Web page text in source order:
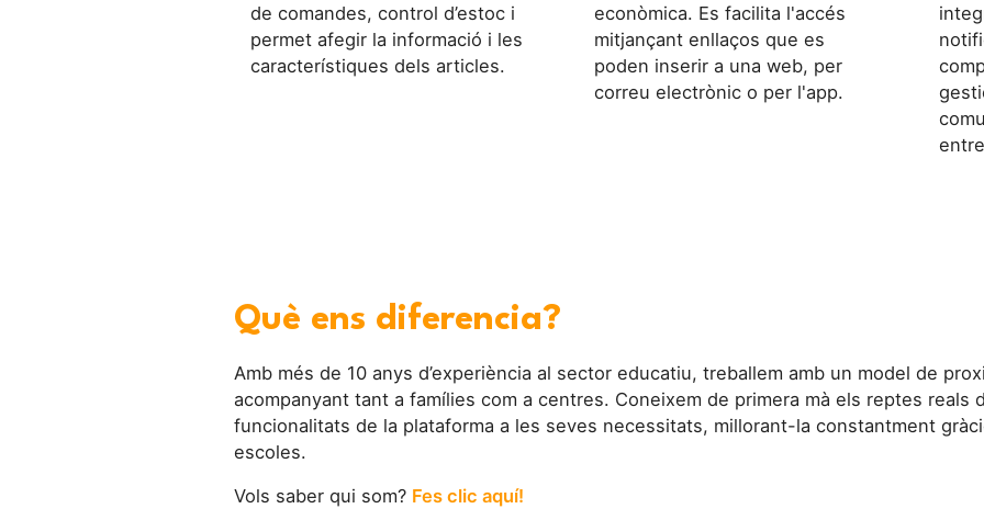
de comandes, control d’estoc i
permet afegir la informació i les
característiques dels articles.
econòmica. Es facilita l'accés
mitjançant enllaços que es
poden inserir a una web, per
correu electrònic o per l'app.
Què ens diferencia?
Amb més de 10 anys d’experiència al sector educatiu, treballem amb un model de
acompanyant tant a famílies com a centres. Coneixem de primera mà els reptes reals
funcionalitats de la plataforma a les seves necessitats, millorant-la constantment
escoles.
Vols saber qui som? Fes clic aquí!